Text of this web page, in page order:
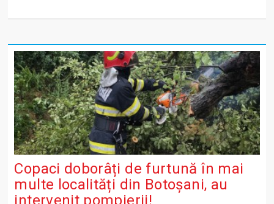
Copaci doborâți de furtună în mai
multe localități din Botoșani, au
intervenit pompierii!